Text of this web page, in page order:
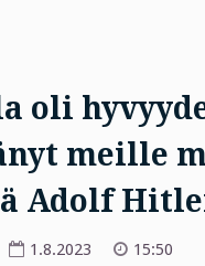
oli
meille
Adolf
1.8.2023
15:50